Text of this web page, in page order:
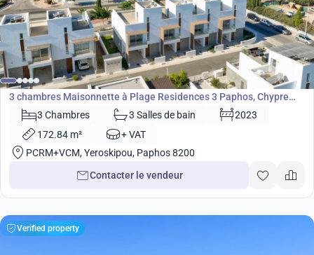
€ 640 000
Maisonnette
3 chambres Maisonnette à Plage Residences 3 Paphos, Chypre
No. 54113 Chambres 3 Salles de bain
2023
172.84 m²
+ VAT
PCRM+VCM, Yeroskipou, Paphos 8200
Contacter le vendeur
Verified property